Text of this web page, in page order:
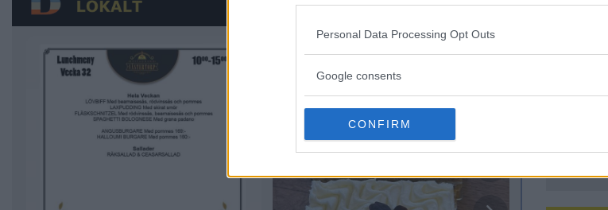
Personal Data Processing Opt Outs
Google consents
CONFIRM